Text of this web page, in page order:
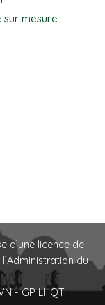
mesure
d’une licence de
du
- GP LHQT